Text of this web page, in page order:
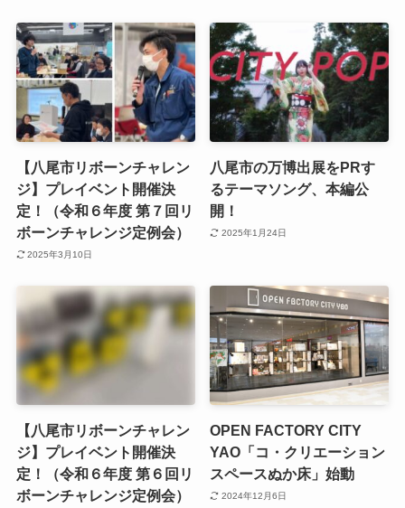
【八尾市リボーンチャレン
ジ】プレイベント開催決
定！（令和６年度 第７回リ
ボーンチャレンジ定例会）
2025年3月10日
八尾市の万博出展をPRす
るテーマソング、本編公
開！
2025年1月24日
【八尾市リボーンチャレン
ジ】プレイベント開催決
定！（令和６年度 第６回リ
ボーンチャレンジ定例会）
OPEN FACTORY CITY
YAO「コ・クリエーション
スペースぬか床」始動
2024年12月6日